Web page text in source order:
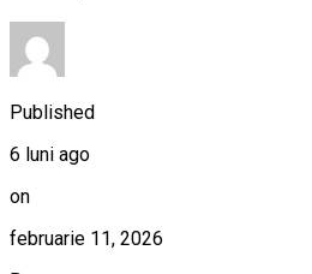
Published
6 luni ago
on
februarie 11, 2026